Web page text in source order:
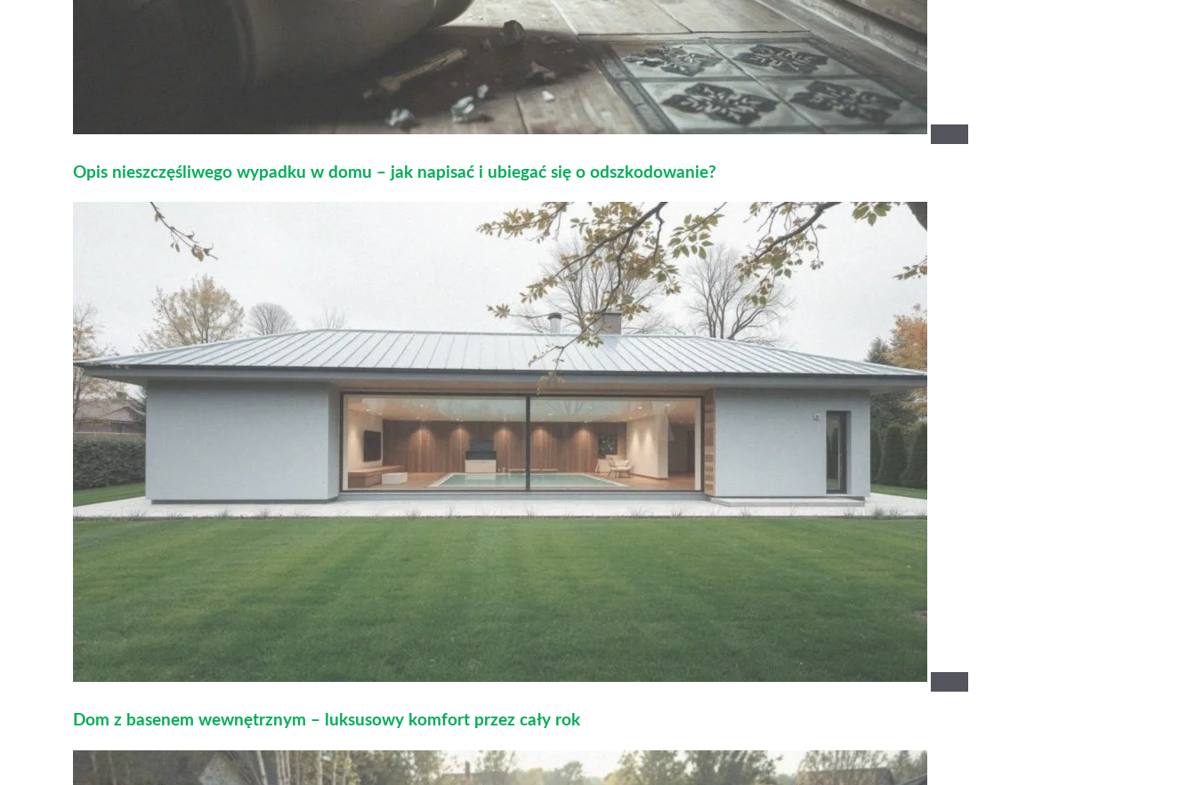
Opis nieszczęśliwego wypadku w domu – jak napisać i ubiegać się o odszkodowanie?
Dom z basenem wewnętrznym – luksusowy komfort przez cały rok